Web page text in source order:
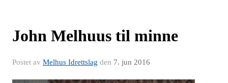
John Melhuus til minne
Postet av Melhus Idrettslag den 7. jun 2016